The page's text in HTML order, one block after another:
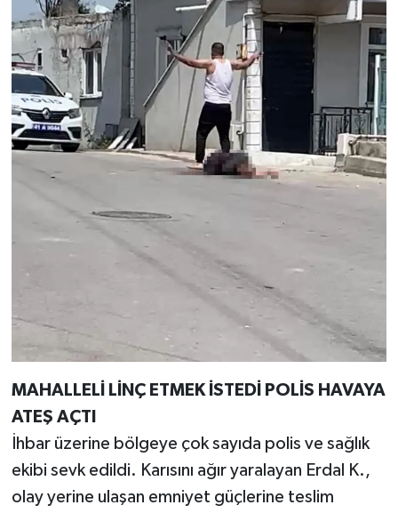
MAHALLELİ LİNÇ ETMEK İSTEDİ POLİS HAVAYA
ATEŞ AÇTI
İhbar üzerine bölgeye çok sayıda polis ve sağlık
ekibi sevk edildi. Karısını ağır yaralayan Erdal K.,
olay yerine ulaşan emniyet güçlerine teslim